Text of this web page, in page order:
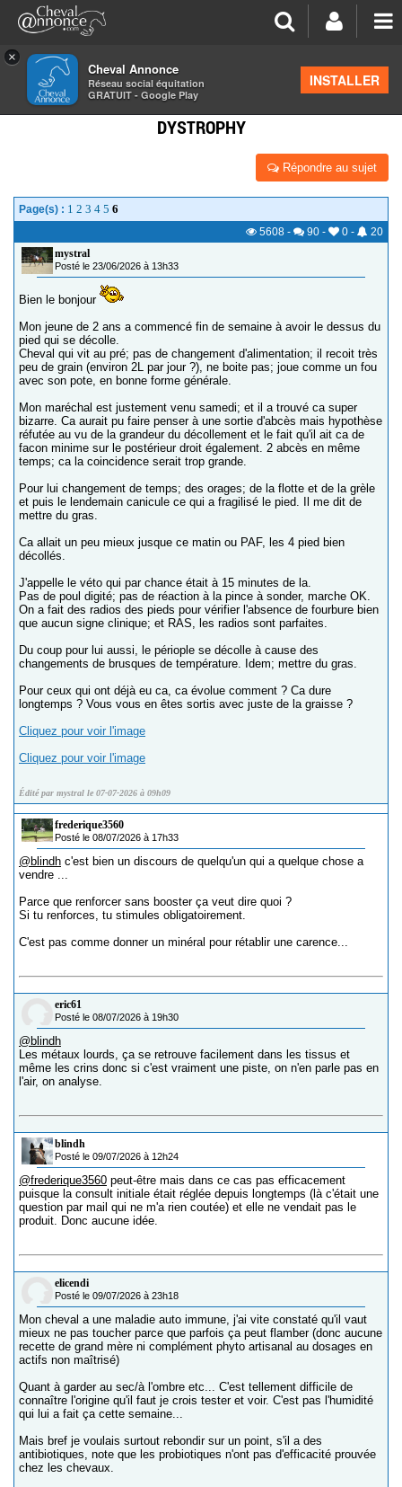
×
Cheval Annonce
Réseau social équitation
GRATUIT - Google Play
INSTALLER
>La santé - les soins
PÉRIOPLE QUI SE DÉCOLLE - CORONARY BAND
DYSTROPHY
Répondre au sujet
Page(s) : 1 2 3 4 5 6
5608 - 90 - 0 -
20
mystral
Posté le 23/06/2026 à 13h33
Bien le bonjour
Mon jeune de 2 ans a commencé fin de semaine à avoir le dessus du
pied qui se décolle.
Cheval qui vit au pré; pas de changement d'alimentation; il recoit très
peu de grain (environ 2L par jour ?), ne boite pas; joue comme un fou
avec son pote, en bonne forme générale.
Mon maréchal est justement venu samedi; et il a trouvé ca super
bizarre. Ca aurait pu faire penser à une sortie d'abcès mais hypothèse
réfutée au vu de la grandeur du décollement et le fait qu'il ait ca de
facon minime sur le postérieur droit également. 2 abcès en même
temps; ca la coincidence serait trop grande.
Pour lui changement de temps; des orages; de la flotte et de la grèle
et puis le lendemain canicule ce qui a fragilisé le pied. Il me dit de
mettre du gras.
Ca allait un peu mieux jusque ce matin ou PAF, les 4 pied bien
décollés.
J'appelle le véto qui par chance était à 15 minutes de la.
Pas de poul digité; pas de réaction à la pince à sonder, marche OK.
On a fait des radios des pieds pour vérifier l'absence de fourbure bien
que aucun signe clinique; et RAS, les radios sont parfaites.
Du coup pour lui aussi, le périople se décolle à cause des
changements de brusques de température. Idem; mettre du gras.
Pour ceux qui ont déjà eu ca, ca évolue comment ? Ca dure
longtemps ? Vous vous en êtes sortis avec juste de la graisse ?
Cliquez pour voir l'image
Cliquez pour voir l'image
Édité par mystral le 07-07-2026 à 09h09
frederique3560
Posté le 08/07/2026 à 17h33
@blindh c'est bien un discours de quelqu'un qui a quelque chose a
vendre ...
Parce que renforcer sans booster ça veut dire quoi ?
Si tu renforces, tu stimules obligatoirement.
C'est pas comme donner un minéral pour rétablir une carence...
eric61
Posté le 08/07/2026 à 19h30
@blindh
Les métaux lourds, ça se retrouve facilement dans les tissus et
même les crins donc si c'est vraiment une piste, on n'en parle pas en
l'air, on analyse.
blindh
Posté le 09/07/2026 à 12h24
@frederique3560 peut-être mais dans ce cas pas efficacement
puisque la consult initiale était réglée depuis longtemps (là c'était une
question par mail qui ne m'a rien coutée) et elle ne vendait pas le
produit. Donc aucune idée.
elicendi
Posté le 09/07/2026 à 23h18
Mon cheval a une maladie auto immune, j'ai vite constaté qu'il vaut
mieux ne pas toucher parce que parfois ça peut flamber (donc aucune
recette de grand mère ni complément phyto artisanal au dosages en
actifs non maîtrisé)
Quant à garder au sec/à l'ombre etc... C'est tellement difficile de
connaître l'origine qu'il faut je crois tester et voir. C'est pas l'humidité
qui lui a fait ça cette semaine...
Mais bref je voulais surtout rebondir sur un point, s'il a des
antibiotiques, note que les probiotiques n'ont pas d'efficacité prouvée
chez les chevaux.